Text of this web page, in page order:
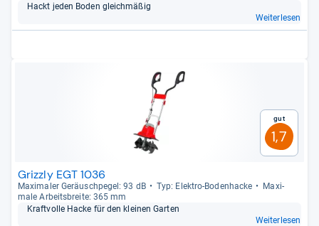
Hackt jeden Boden gleich­mä­ßig
Weiterlesen
Gut
1,7
Grizzly EGT 1036
Maxi­ma­ler Geräusch­pe­gel: 93 dB Typ: Elek­tro-​Boden­ha­cke
Maxi­
male Arbeits­breite: 365 mm
Kraft­volle Hacke für den klei­nen Gar­ten
Weiterlesen